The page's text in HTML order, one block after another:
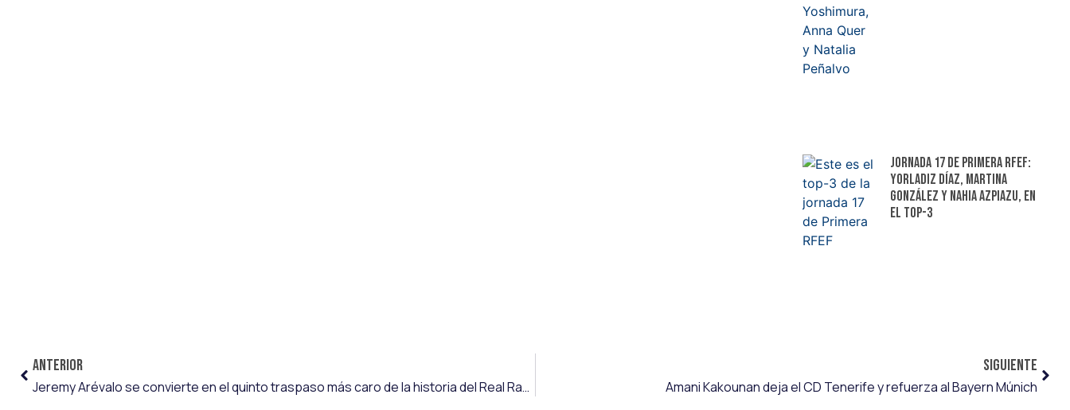
Jornada 17 de Primera RFEF:
Yorladiz Díaz, Martina
González y Nahia Azpiazu, en
el top-3
ANTERIOR
Jeremy Arévalo se convierte en el quinto traspaso más caro de la historia del Real Racing Club de Santander
SIGUIENTE
Amani Kakounan deja el CD Tenerife y refuerza al Bayern Múnich